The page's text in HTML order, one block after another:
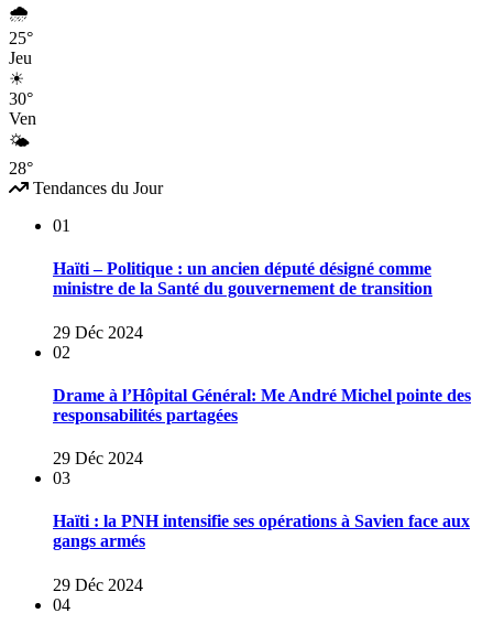
🌧
25°
Jeu
☀
30°
Ven
🌤
28°
Tendances du Jour
01
Haïti – Politique : un ancien député désigné comme
ministre de la Santé du gouvernement de transition
29 Déc 2024
02
Drame à l’Hôpital Général: Me André Michel pointe des
responsabilités partagées
29 Déc 2024
03
Haïti : la PNH intensifie ses opérations à Savien face aux
gangs armés
29 Déc 2024
04